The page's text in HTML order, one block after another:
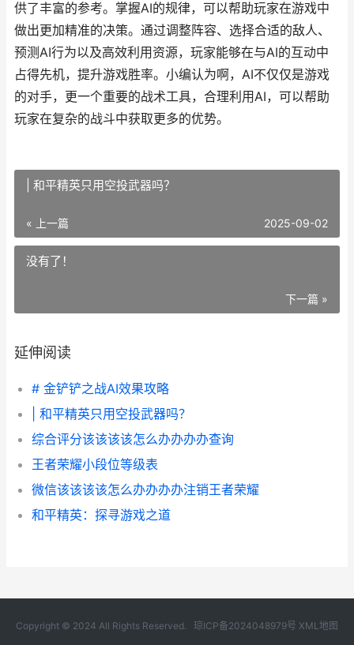
供了丰富的参考。掌握AI的规律，可以帮助玩家在游戏中
做出更加精准的决策。通过调整阵容、选择合适的敌人、
预测AI行为以及高效利用资源，玩家能够在与AI的互动中
占得先机，提升游戏胜率。小编认为啊，AI不仅仅是游戏
的对手，更一个重要的战术工具，合理利用AI，可以帮助
玩家在复杂的战斗中获取更多的优势。
| 和平精英只用空投武器吗？
« 上一篇 2025-09-02
没有了！
下一篇 »
延伸阅读
# 金铲铲之战AI效果攻略
| 和平精英只用空投武器吗？
综合评分该该该该怎么办办办办查询
王者荣耀小段位等级表
微信该该该该怎么办办办办注销王者荣耀
和平精英：探寻游戏之道
Copyright © 2024 All Rights Reserved. 琼ICP备2024048979号 XML地图